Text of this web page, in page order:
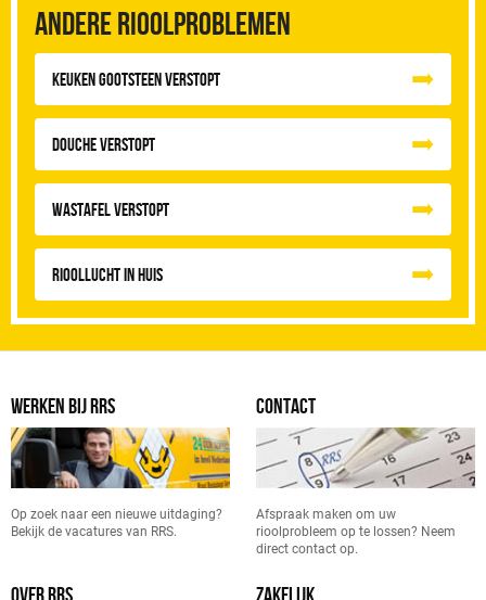
Andere rioolproblemen
Keuken Gootsteen Verstopt
Douche Verstopt
Wastafel Verstopt
Rioollucht in huis
WERKEN BIJ RRS
Op zoek naar een nieuwe uitdaging?
Bekijk de vacatures van RRS.
CONTACT
Afspraak maken om uw
rioolprobleem op te lossen? Neem
direct contact op.
OVER RRS ZAKELIJK